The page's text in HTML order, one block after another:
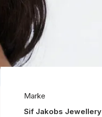
Marke
Sif Jakobs Jewellery